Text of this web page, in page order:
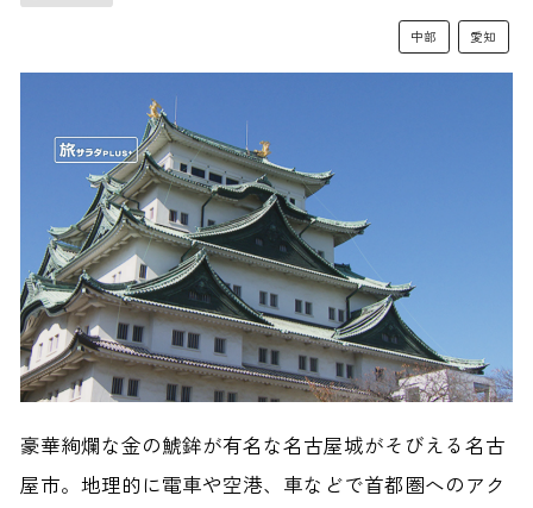
中部 愛知
豪華絢爛な金の鯱鉾が有名な名古屋城がそびえる名古
屋市。地理的に電車や空港、車などで首都圏へのアク